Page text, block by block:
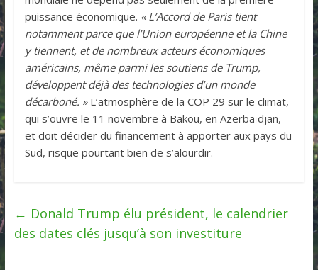
puissance économique. « L’Accord de Paris tient
notamment parce que l’Union européenne et la Chine
y tiennent, et de nombreux acteurs économiques
américains, même parmi les soutiens de Trump,
développent déjà des technologies d’un monde
décarboné. » L’atmosphère de la COP 29 sur le climat,
qui s’ouvre le 11 novembre à Bakou, en Azerbaïdjan,
et doit décider du financement à apporter aux pays du
Sud, risque pourtant bien de s’alourdir.
← Donald Trump élu président, le calendrier
des dates clés jusqu’à son investiture